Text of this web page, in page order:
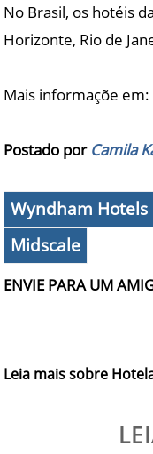
No Brasil, os hotéis
Horizonte, Rio de
Mais informaçõe em:
Postado por Camila
Wyndham Hotels
Midscale
ENVIE PARA UM
Leia mais sobre